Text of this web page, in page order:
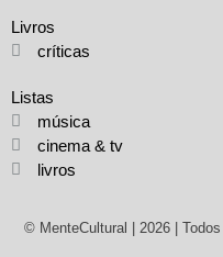
Livros
críticas
Listas
música
cinema & tv
livros
© MenteCultural | 2026 |